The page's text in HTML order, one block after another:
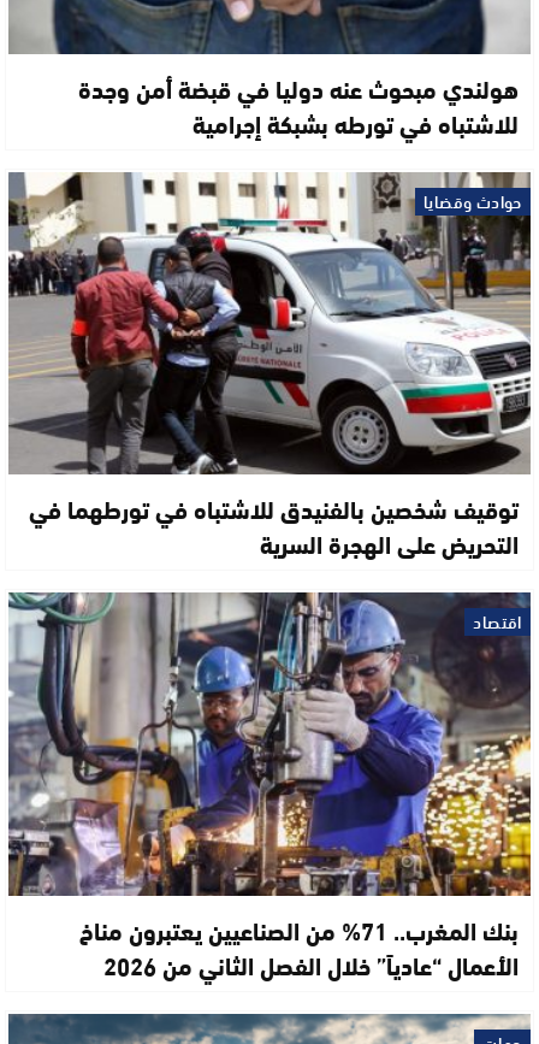
هولندي مبحوث عنه دوليا في قبضة أمن وجدة
للاشتباه في تورطه بشبكة إجرامية
حوادث وقضايا
توقيف شخصين بالفنيدق للاشتباه في تورطهما في
التحريض على الهجرة السرية
اقتصاد
بنك المغرب.. 71% من الصناعيين يعتبرون مناخ
الأعمال “عادياً” خلال الفصل الثاني من 2026